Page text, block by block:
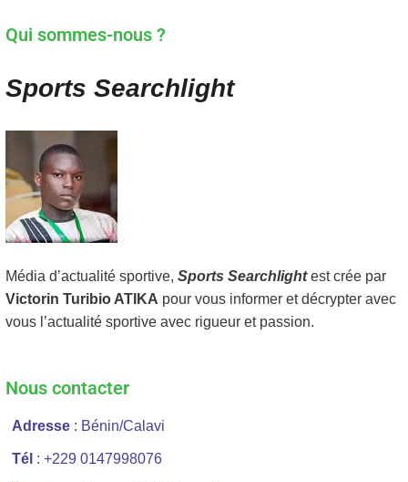
Qui sommes-nous ?
Sports Searchlight
Média d’actualité sportive, Sports Searchlightest crée par
Victorin Turibio ATIKA pour vous informer et décrypter avec
vous l’actualité sportive avec rigueur et passion.
Nous contacter
Adresse : Bénin/Calavi
Tél : +229 0147998076